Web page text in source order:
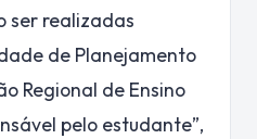
ser realizadas
de Planejamento
Regional de Ensino
pelo estudante”,